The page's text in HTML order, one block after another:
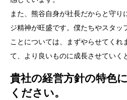
また、熊谷自身が社長だからと守
ジ精神が旺盛です。僕たちやスタッ
ことについては、まずやらせてくれ
て、より良いものに成長させていく
貴社の経営方針の特色
ください。